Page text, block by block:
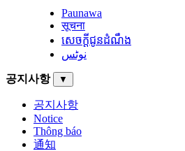
Paunawa
सूचना
សេចក្តីជូនដំណឹង
نوٹس
공지사항 ▼
공지사항
Notice
Thông báo
通知